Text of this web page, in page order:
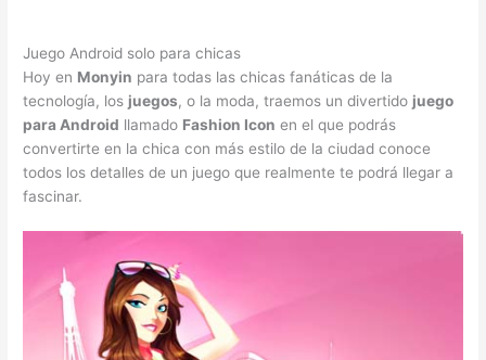
Juego Android solo para chicas
Hoy en Monyin para todas las chicas fanáticas de la
tecnología, los juegos, o la moda, traemos un divertido juego
para Android llamado Fashion Icon en el que podrás
convertirte en la chica con más estilo de la ciudad conoce
todos los detalles de un juego que realmente te podrá llegar a
fascinar.